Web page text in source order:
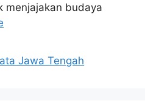
menjajakan budaya
Jawa Tengah